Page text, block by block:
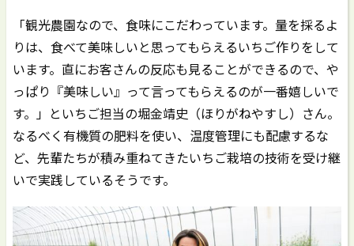
「観光農園なので、食味にこだわっています。量を採るよ
りは、食べて美味しいと思ってもらえるいちご作りをして
います。直にお客さんの反応も見ることができるので、や
っぱり『美味しい』って言ってもらえるのが一番嬉しいで
す。」といちご担当の堀金靖史（ほりがねやすし）さん。
なるべく有機質の肥料を使い、温度管理にも配慮するな
ど、先輩たちが積み重ねてきたいちご栽培の技術を受け継
いで実践しているそうです。